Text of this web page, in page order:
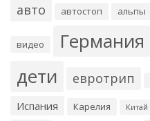
авто автостоп альпы
видео Германия
дети евротрип
Испания Карелия Китай